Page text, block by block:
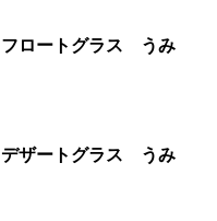
ノラネコぐんだん フロートグラス うみ
ノラネコぐんだん デザートグラス うみ